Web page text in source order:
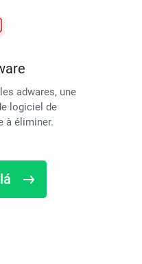
adwares, une
logiciel de
à éliminer.